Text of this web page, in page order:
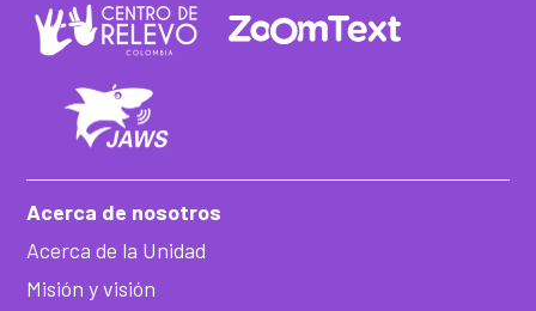
Acerca de nosotros
Acerca de la Unidad
Misión y visión